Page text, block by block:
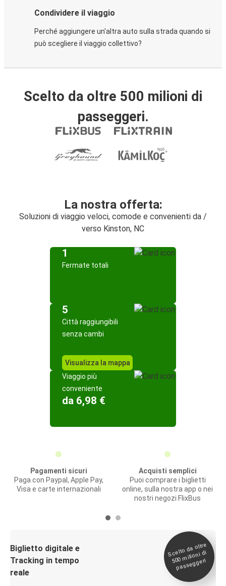
Condividere il viaggio
Perché aggiungere un'altra auto sulla strada quando si
può scegliere il viaggio collettivo?
Scelto da oltre 500 milioni di
passeggeri.
La nostra offerta:
Soluzioni di viaggio veloci, comode e convenienti da /
verso Kinston, NC
1
Fermate totali
5
Città raggiungibili
senza cambi
Visualizza la mappa
Viaggio più
conveniente
da 6,98 €
Pagamenti sicuri
Paga con Paypal, Apple Pay,
Visa e carte internazionali
Acquisti semplici
Puoi comprare i biglietti
online, sulla nostra app o nei
nostri negozi FlixBus
Biglietto digitale e
Tracking in tempo
reale
Scelto da oltre
500
milioni di
passeggeri